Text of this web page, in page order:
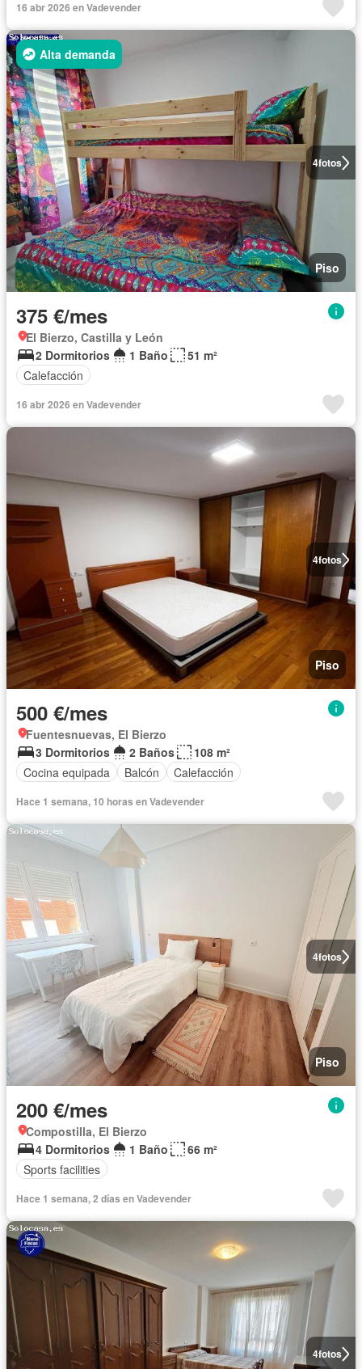
16 abr 2026 en Vadevender
4fotos
Alta demanda
Piso
375 €/mes
El Bierzo, Castilla y León
2 Dormitorios
1 Baño
51 m²
Calefacción
16 abr 2026 en Vadevender
4fotos
Piso
500 €/mes
Fuentesnuevas, El Bierzo
3 Dormitorios
2 Baños
108 m²
Cocina equipada
Balcón Calefacción
Hace 1 semana, 10 horas en Vadevender
4fotos
Piso
200 €/mes
Compostilla, El Bierzo
4 Dormitorios
1 Baño
66 m²
Sports facilities
Hace 1 semana, 2 días en Vadevender
4fotos